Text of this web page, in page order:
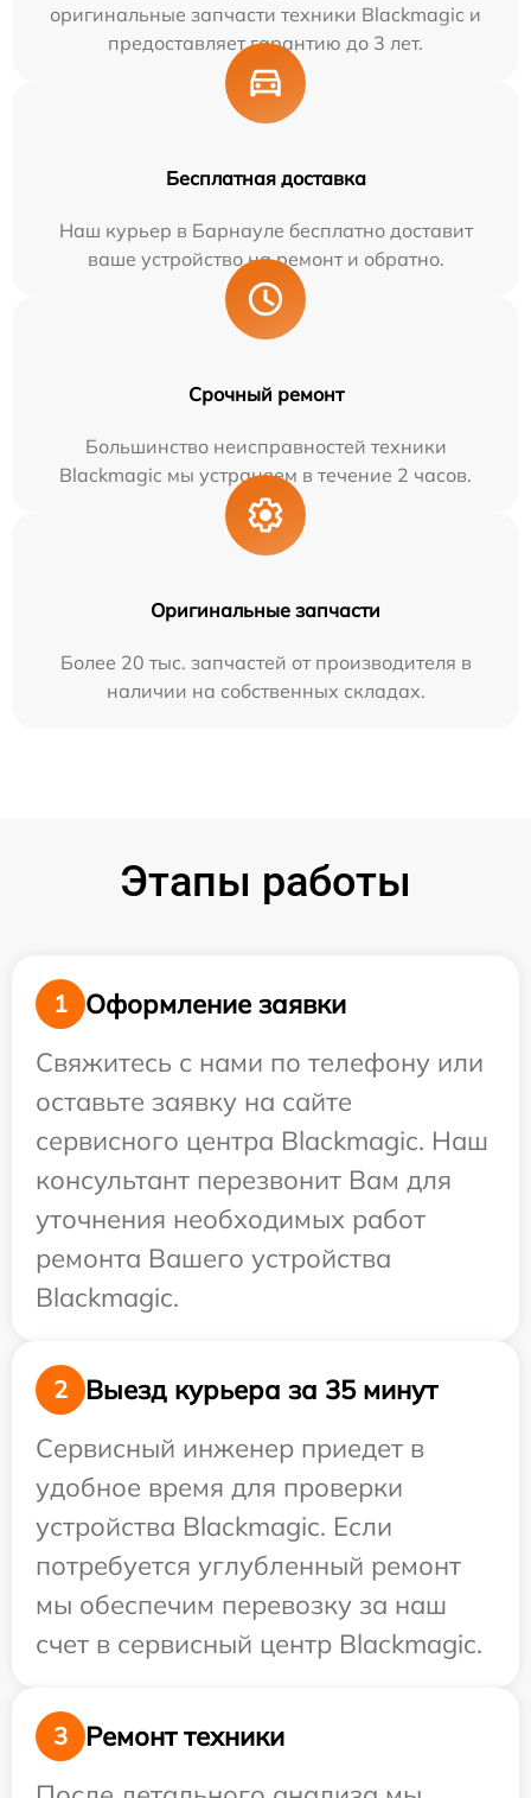
оригинальные запчасти техники Blackmagic и
предоставляет гарантию до 3 лет.
Бесплатная доставка
Наш курьер в Барнауле бесплатно доставит
ваше устройство на ремонт и обратно.
Срочный ремонт
Большинство неисправностей техники
Blackmagic мы устраняем в течение 2 часов.
Оригинальные запчасти
Более 20 тыс. запчастей от производителя в
наличии на собственных складах.
Этапы работы
1
Оформление заявки
Свяжитесь с нами по телефону или
оставьте заявку на сайте
сервисного центра Blackmagic. Наш
консультант перезвонит Вам для
уточнения необходимых работ
ремонта Вашего устройства
Blackmagic.
2
Выезд курьера за 35 минут
Сервисный инженер приедет в
удобное время для проверки
устройства Blackmagic. Если
потребуется углубленный ремонт
мы обеспечим перевозку за наш
счет в сервисный центр Blackmagic.
3
Ремонт техники